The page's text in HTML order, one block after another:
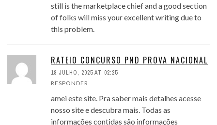
still is the marketplace chief and a good section
of folks will miss your excellent writing due to
this problem.
RATEIO CONCURSO PND PROVA NACIONAL
18 JULHO, 2025 AT 02:25
RESPONDER
amei este site. Pra saber mais detalhes acesse
nosso site e descubra mais. Todas as
informações contidas são informações